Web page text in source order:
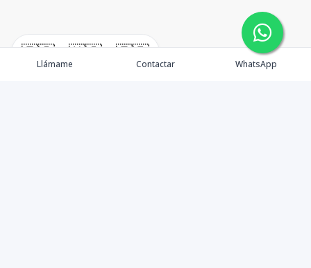
🇪🇸 🇺🇸 🇫🇷
Llámame Contactar WhatsApp